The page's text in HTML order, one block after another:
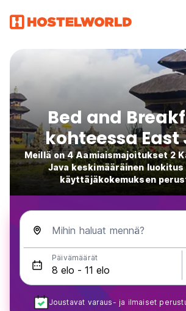
Bed and
kohteessa East
Meillä on 4 Aamiaismajoitukset 2
Java keskimääräinen luokitus
käyttäjäkokemuksen
Mihin haluat mennä?
Päivämäärät
Joustavat varaus- ja ilmaiset